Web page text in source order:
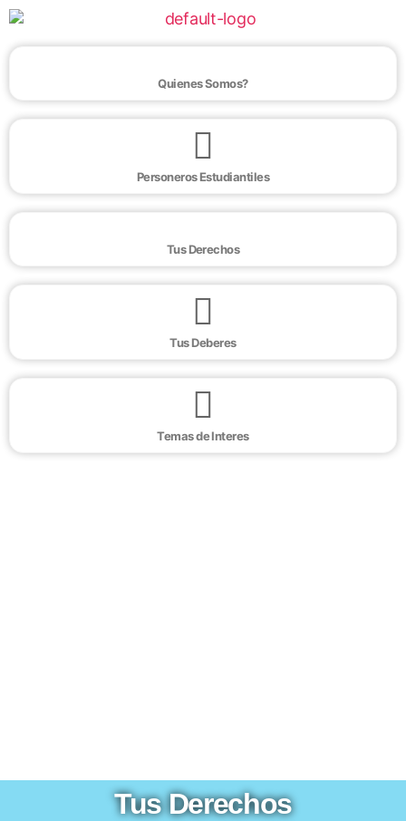
Quienes Somos?
Personeros Estudiantiles
Tus Derechos
Tus Deberes
Temas de Interes
Tus Derechos